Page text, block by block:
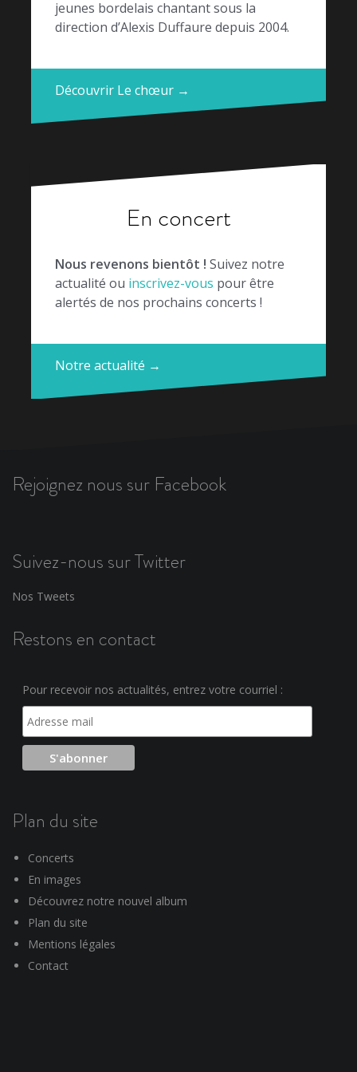
jeunes bordelais chantant sous la
direction d’Alexis Duffaure depuis 2004.
Découvrir Le chœur →
En concert
Nous revenons bientôt ! Suivez notre
actualité ou inscrivez-vous pour être
alertés de nos prochains concerts !
Notre actualité →
Rejoignez nous sur Facebook
Suivez-nous sur Twitter
Nos Tweets
Restons en contact
Pour recevoir nos actualités, entrez votre courriel :
Plan du site
Concerts
En images
Découvrez notre nouvel album
Plan du site
Mentions légales
Contact